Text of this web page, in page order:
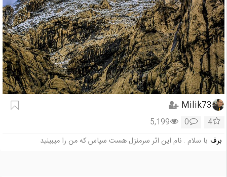
Milik73
4
0
5,199
برف با سلام . نام این اثر سرمنزل هست سپاس که من را میبینید